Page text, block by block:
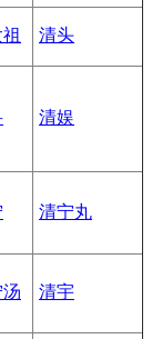
清头
清娱
清宁丸
清宇